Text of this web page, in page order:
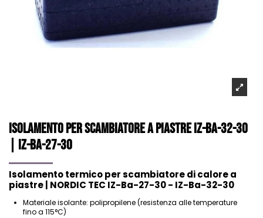
Isolamento per scambiatore a piastre IZ-Ba-32-30
| IZ-Ba-27-30
Isolamento termico per scambiatore di calore a
piastre | NORDIC TEC IZ-Ba-27-30 - IZ-Ba-32-30
Materiale isolante: polipropilene (resistenza alle temperature
fino a 115°C)